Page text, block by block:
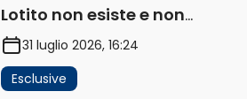
Lotito non esiste e non
funziona più. E’ ora di lasciare,
ma lui non ascolta.
Pignataro? Ho verificato…”
31 luglio 2026, 16:24
Esclusive